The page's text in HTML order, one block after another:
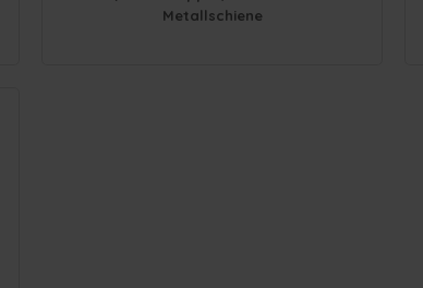
Metallschiene